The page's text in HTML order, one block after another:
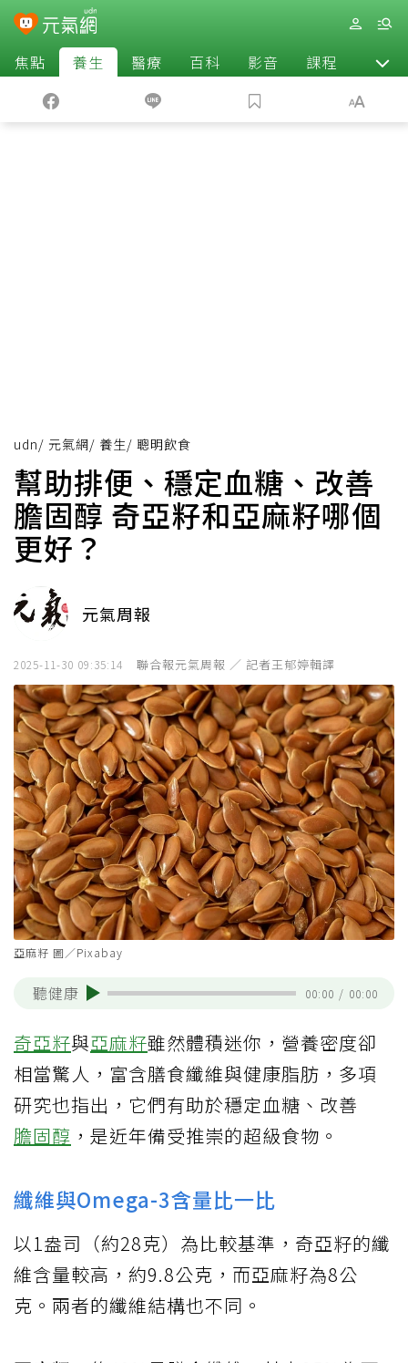
焦點 養生 醫療 百科 影音 課程 退休
udn/ 元氣網/ 養生/ 聰明飲食
幫助排便、穩定血糖、改善
膽固醇 奇亞籽和亞麻籽哪個
更好？
元氣周報
2025-11-30 09:35:14 聯合報元氣周報 ／ 記者王郁婷輯譯
亞麻籽 圖／Pixabay
聽健康 00:00 / 00:00
奇亞籽與亞麻籽雖然體積迷你，營養密度卻
相當驚人，富含膳食纖維與健康脂肪，多項
研究也指出，它們有助於穩定血糖、改善
膽固醇 ，是近年備受推崇的超級食物。
纖維與Omega-3含量比一比
以1盎司（約28克）為比較基準，奇亞籽的纖
維含量較高，約9.8公克，而亞麻籽為8公
克。兩者的纖維結構也不同。